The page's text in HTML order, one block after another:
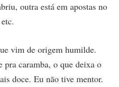
outra está em apostas no
vim de origem humilde.
pra caramba, o que deixa o
doce. Eu não tive mentor.